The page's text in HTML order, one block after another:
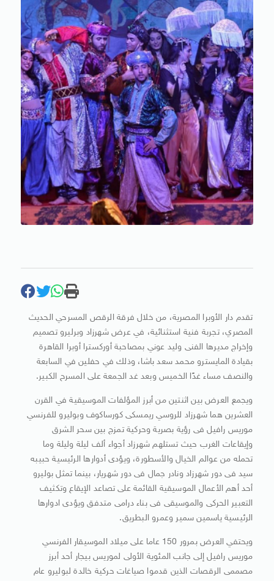
تقدم دار الأوبرا المصرية، من خلال فرقة الرقص المسرحي الحديث
المصري، تجربة فنية استثنائية، في عرض شهرزاد وبرليرو تصميم
وإخراج مديرها الفنى وليد عوني بمصاحبة أوركسترا أوبرا القاهرة
بقيادة المايسترو محمد سعد باشا، وذلك في حفلين في السابعة
والنصف مساء غدًا الخميس وبعد غد الجمعة على المسرح الكبير.
ويجمع العرض بين اثنتين من أبرز المؤلفات الموسيقية في القرن
العشرين هما شهرزاد للروسي ريمسكى كورساكوف وبوليرو للفرنسي
موريس رافيل فى رؤية بصرية وحركية تمزج بين سحر الشرق
وإيقاعات الغرب حيث تستلهم شهرزاد أجواء ألف ليلة وليلة وما
تحمله من عوالم الخيال والأسطورة، ويؤدى أدوارها الرئيسية حبيبه
سيد فى دور شهرزاد ونادر جمال فى دور شهريار، بينما تمثل بوليرو
أحد أهم الأعمال الموسيقية القائمة على تصاعد الإيقاع وتكثيف
التعبير الحركى والموسيقى فى بناء درامى متدفق ويؤدى ادوارها
الرئيسية ياسمين سمير وعمرو البطريق.
ويحتفي العرض بمرور 150 عاما على ميلاد الموسيقار الفرنسي
موريس رافيل إلى جانب المئوية الأولى لموريس بيجار أحد أبرز
مصممى الرقصات الذين قدموا صياغات حركية خالدة لبوليرو عام